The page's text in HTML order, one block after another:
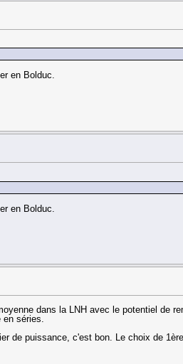
en Bolduc.
en Bolduc.
dans la LNH avec le potentiel de
séries.
de puissance, c'est bon. Le choix de